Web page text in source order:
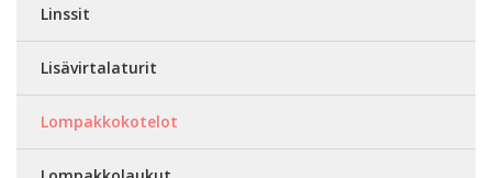
Linssit
Lisävirtalaturit
Lompakkokotelot